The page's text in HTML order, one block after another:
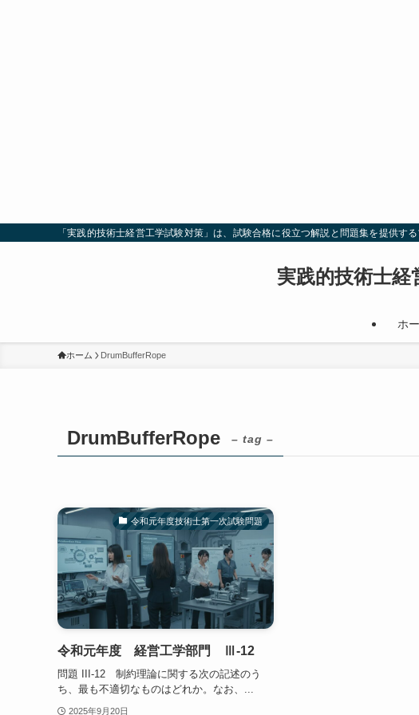
「実践的技術士経営工学試験対策」は、試験合格に役立つ解説と問題集を提供
実践的技術士
ホ
ホーム DrumBufferRope
DrumBufferRope – tag –
令和元年度技術士第一次試験問題
令和元年度 経営工学部門 Ⅲ-12
問題 III-12 制約理論に関する次の記述のう
ち、最も不適切なものはどれか。なお、...
2025年9月20日